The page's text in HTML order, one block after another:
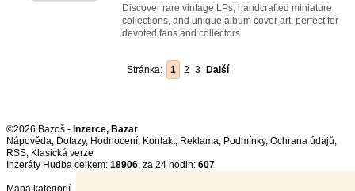
Stránka: 1 2 3 Další
©2026 Bazoš - Inzerce, Bazar
Nápověda, Dotazy, Hodnocení, Kontakt, Reklama, Podmínky, Ochrana údajů,
RSS,
Inzeráty Hudba celkem: 18906, za 24 hodin: 607
Mapa kategorií